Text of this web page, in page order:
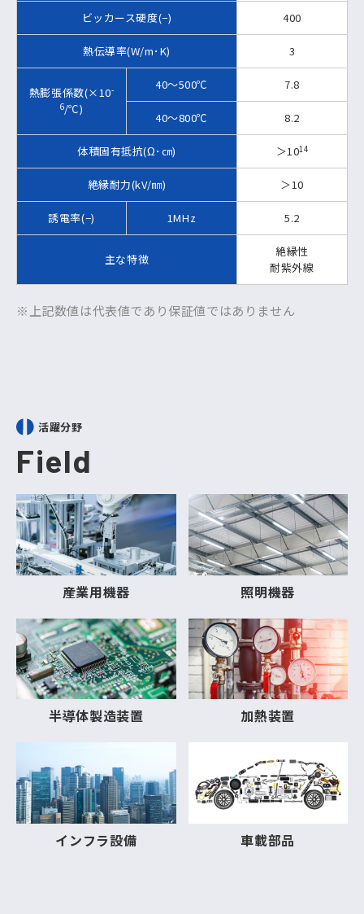
ビッカース硬度(−) 400
熱伝導率(W/m･K) 3
熱膨張係数(×10-
6/℃)
40〜500℃ 7.8
40〜800℃ 8.2
体積固有抵抗(Ω･㎝) ＞1014
絶縁耐力(kV/㎜) ＞10
誘電率(−) 1MHz 5.2
主な特徴
絶縁性
耐紫外線
※上記数値は代表値であり保証値ではありません
活躍分野
Field
産業用機器 照明機器
半導体製造装置 加熱装置
インフラ設備 車載部品